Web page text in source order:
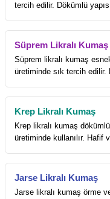
tercih edilir. Dökümlü
Süprem Likralı Kumaş
Süprem likralı kumaş
üretiminde sık tercih edilir.
Krep Likralı Kumaş
Krep likralı kumaş
üretiminde kullanılır. Hafif
Jarse Likralı Kumaş
Jarse likralı kumaş örme